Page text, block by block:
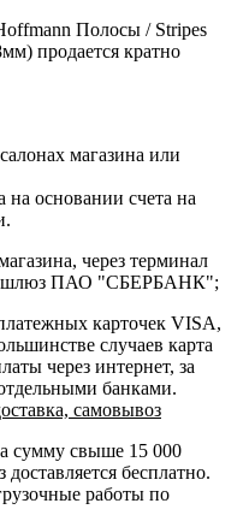
Полосы / Stripes
продается кратно
магазина или
на основании счета на
через терминал
шлюз ПАО "СБЕРБАНК";
карточек VISA,
случаев карта
через интернет, за
банками.
самовывоз
сумму свыше 15 000
бесплатно.
работы по